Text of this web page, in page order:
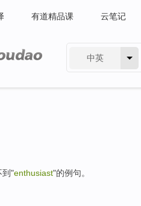
有道精品课 云笔记
中英
到"enthusiast"的例句。